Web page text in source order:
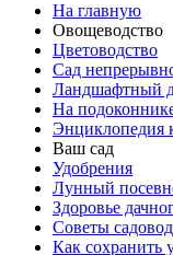
На главную
Овощеводство
Цветоводство
Сад
Ландшафтный
На
Энциклопедия
Ваш сад
Удобрения
Лунный
Здоровье
Советы
Как сохранить